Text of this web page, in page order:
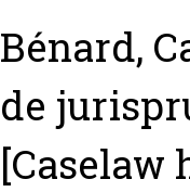
Bénard,
de
[Caselaw